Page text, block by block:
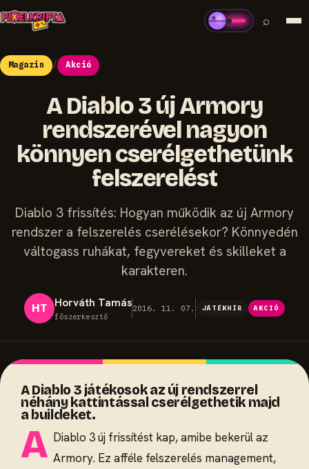
⌕
Magazin / Akció
A Diablo 3 új Armory
rendszerével nagyon
könnyen cserélgethetünk
felszerelést
Diablo 3 frissítés: Hogyan működik az új Armory
rendszer a felszerelés cserélésekor? Könnyedén
váltogass ruhákat, fegyvereket és skilleket a
karakteren.
HT Horváth Tamás
főszerkesztő
2016. 11. 07. JÁTÉKHÍR AKCIÓ
A Diablo 3 játékosok az új rendszerrel
néhány kattintással cserélgethetik majd
a buildeket.
A Diablo 3 új frissítést kap, amibe bekerül az
Armory. Ez afféle felszerelés management,